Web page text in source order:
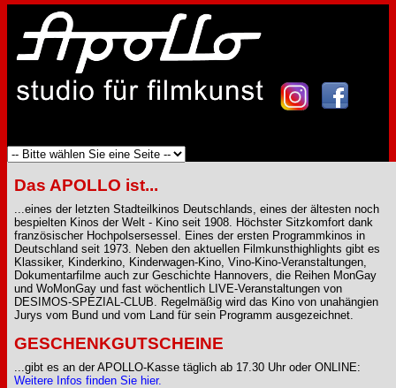
Das APOLLO ist...
...eines der letzten Stadteilkinos Deutschlands, eines der ältesten noch
bespielten Kinos der Welt - Kino seit 1908. Höchster Sitzkomfort dank
französischer Hochpolsersessel. Eines der ersten Programmkinos in
Deutschland seit 1973. Neben den aktuellen Filmkunsthighlights gibt es
Klassiker, Kinderkino, Kinderwagen-Kino, Vino-Kino-Veranstaltungen,
Dokumentarfilme auch zur Geschichte Hannovers, die Reihen MonGay
und WoMonGay und fast wöchentlich LIVE-Veranstaltungen von
DESIMOS-SPEZIAL-CLUB. Regelmäßig wird das Kino von unahängien
Jurys vom Bund und vom Land für sein Programm ausgezeichnet.
GESCHENKGUTSCHEINE
...gibt es an der APOLLO-Kasse täglich ab 17.30 Uhr oder ONLINE:
Weitere Infos finden Sie hier.